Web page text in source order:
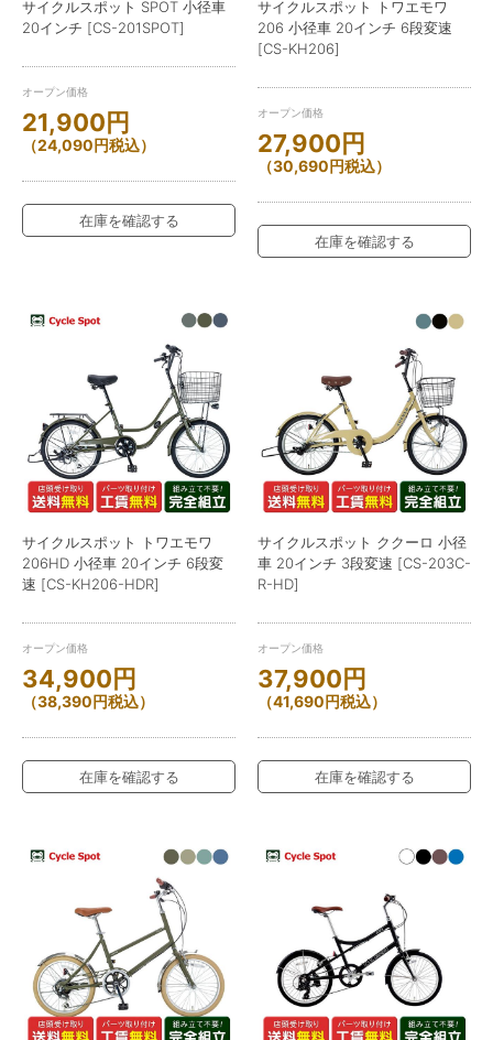
サイクルスポット SPOT 小径車
20インチ [CS-201SPOT]
オープン価格
21,900円
（24,090円税込）
在庫を確認する
サイクルスポット トワエモワ
206 小径車 20インチ 6段変速
[CS-KH206]
オープン価格
27,900円
（30,690円税込）
在庫を確認する
サイクルスポット トワエモワ
206HD 小径車 20インチ 6段変
速 [CS-KH206-HDR]
オープン価格
34,900円
（38,390円税込）
在庫を確認する
サイクルスポット ククーロ 小径
車 20インチ 3段変速 [CS-203C-
R-HD]
オープン価格
37,900円
（41,690円税込）
在庫を確認する